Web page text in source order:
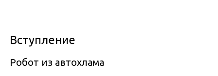
Вступление
Робот из автохлама